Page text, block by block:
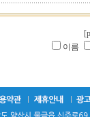
이름